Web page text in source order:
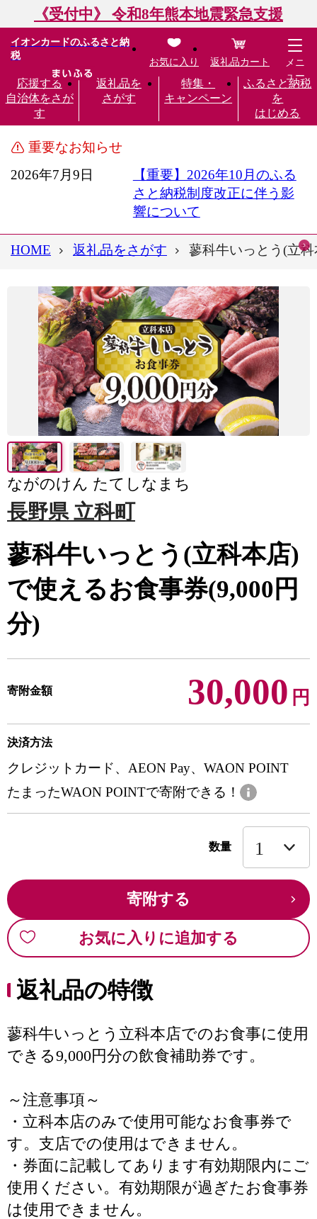
《受付中》 令和8年熊本地震緊急支援
イオンカードのふるさと納
税
応援する
自治体をさが
す
返礼品を
さがす
特集・
キャンペーン
ふるさと納税
を
はじめる
お気に入り 返礼品カート
メニ
ュー
重要なお知らせ
2026年7月9日
【重要】2026年10月のふる
さと納税制度改正に伴う影
響について
HOME 返礼品をさがす 蓼科牛いっとう(立
ながのけん たてしなまち
長野県 立科町
蓼科牛いっとう(立科本店)
で使えるお食事券(9,000円
分)
寄附金額 30,000 円
決済方法
クレジットカード、AEON Pay、WAON POINT
たまったWAON POINTで寄附できる！
数量
寄附する
お気に入りに追加する
返礼品の特徴
蓼科牛いっとう立科本店でのお食事に使用
できる9,000円分の飲食補助券です。
～注意事項～
・立科本店のみで使用可能なお食事券で
す。支店での使用はできません。
・券面に記載してあります有効期限内にご
使用ください。有効期限が過ぎたお食事券
は使用できません。